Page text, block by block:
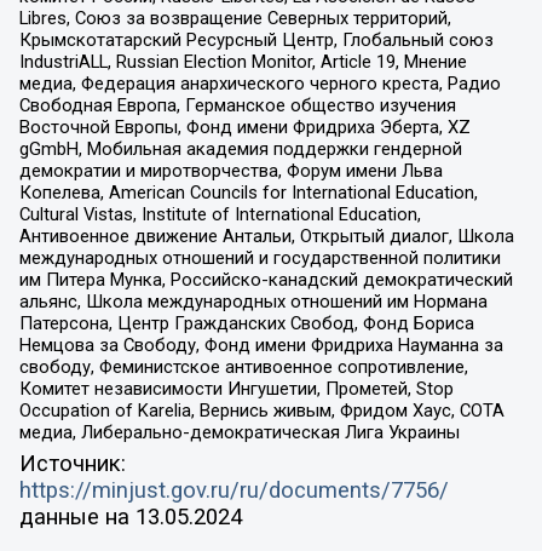
Libres, Союз за возвращение Северных территорий,
Крымскотатарский Ресурсный Центр, Глобальный союз
IndustriALL, Russian Election Monitor, Article 19, Мнение
медиа, Федерация анархического черного креста, Радио
Свободная Европа, Германское общество изучения
Восточной Европы, Фонд имени Фридриха Эберта, XZ
gGmbH, Мобильная академия поддержки гендерной
демократии и миротворчества, Форум имени Льва
Копелева, American Councils for International Education,
Cultural Vistas, Institute of International Education,
Антивоенное движение Антальи, Открытый диалог, Школа
международных отношений и государственной политики
им Питера Мунка, Российско-канадский демократический
альянс, Школа международных отношений им Нормана
Патерсона, Центр Гражданских Свобод, Фонд Бориса
Немцова за Свободу, Фонд имени Фридриха Науманна за
свободу, Феминистское антивоенное сопротивление,
Комитет независимости Ингушетии, Прометей, Stop
Occupation of Karelia, Вернись живым, Фридом Хаус, СОТА
медиа, Либерально-демократическая Лига Украины
Источник:
https://minjust.gov.ru/ru/documents/7756/
данные на 13.05.2024